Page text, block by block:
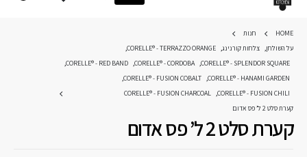
HOME
חנות
על השולחן, צלחות קורנינג,
CORELLE® - TERRAZZO ORANGE
,
CORELLE® - SPLENDOR SQUARE
,
CORELLE® - CORDOBA
,
CORELLE® - RED BAND
,
CORELLE® - HANAMI GARDEN
,
CORELLE® - FUSION COBALT
,
CORELLE® - FUSION CHILI
,
CORELLE® - FUSION CHARCOAL
קערת סלט 2 ל’ פס אדום
קערת סלט 2 ל’ פס אדום